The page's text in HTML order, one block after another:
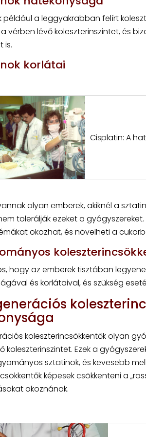
például a leggyakrabban felírt
vérben lévő koleszterinszintet, és
is.
korlátai
Cisplatin: A
olyan emberek, akiknél a
tolerálják ezeket a
okozhat, és növelheti a
hogy az emberek tisztában
és korlátaival, és szükség
koleszterincsökkentők olyan
koleszterinszintet. Ezek a
sztatinok, és kevesebb
képesek csökkenteni a
okoznának.